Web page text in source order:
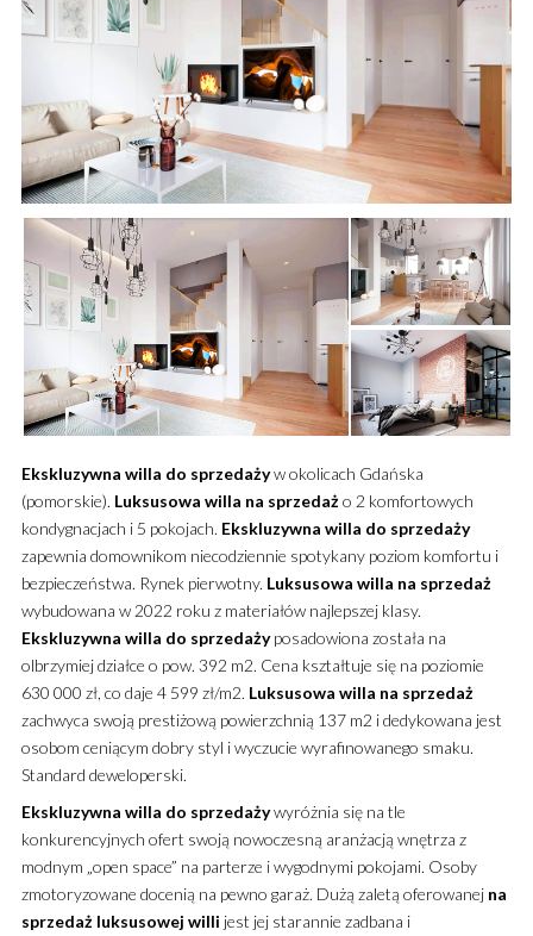
Ekskluzywna willa do sprzedażyw okolicach Gdańska
(pomorskie). Luksusowa willa na sprzedażo 2 komfortowych
kondygnacjach i 5 pokojach. Ekskluzywna willa do sprzedaży
zapewnia domownikom niecodziennie spotykany poziom komfortu i
bezpieczeństwa. Rynek pierwotny. Luksusowa willa na sprzedaż
wybudowana w 2022 roku z materiałów najlepszej klasy.
Ekskluzywna willa do sprzedażyposadowiona została na
olbrzymiej działce o pow. 392 m2. Cena kształtuje się na poziomie
630 000 zł, co daje 4 599 zł/m2. Luksusowa willa na sprzedaż
zachwyca swoją prestiżową powierzchnią 137 m2 i dedykowana jest
osobom ceniącym dobry styl i wyczucie wyrafinowanego smaku.
Standard deweloperski.
Ekskluzywna willa do sprzedażywyróżnia się na tle
konkurencyjnych ofert swoją nowoczesną aranżacją wnętrza z
modnym „open space” na parterze i wygodnymi pokojami. Osoby
zmotoryzowane docenią na pewno garaż. Dużą zaletą oferowanej na
sprzedaż luksusowej willi jest jej starannie zadbana i